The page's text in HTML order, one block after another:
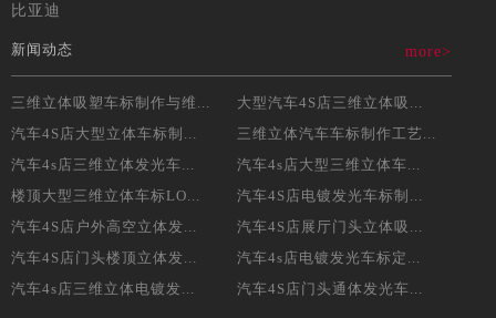
比亚迪
新闻动态 more>
三维立体吸塑车标制作与维...
大型汽车4S店三维立体吸...
汽车4S店大型立体车标制...
三维立体汽车车标制作工艺...
汽车4s店三维立体发光车...
汽车4s店大型三维立体车...
楼顶大型三维立体车标LO...
汽车4S店电镀发光车标制...
汽车4S店户外高空立体发...
汽车4S店展厅门头立体吸...
汽车4S店门头楼顶立体发...
汽车4s店电镀发光车标定...
汽车4s店三维立体电镀发...
汽车4S店门头通体发光车...